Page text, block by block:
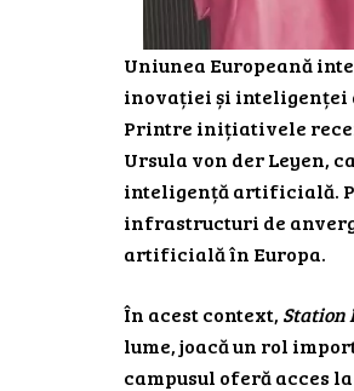
Uniunea Europeană
inovației și
Printre inițiativele
Ursula von der Leyen,
inteligență artificială.
infrastructuri de
artificială în Europa.
În acest context, Station
lume, joacă un rol
campusul oferă acces